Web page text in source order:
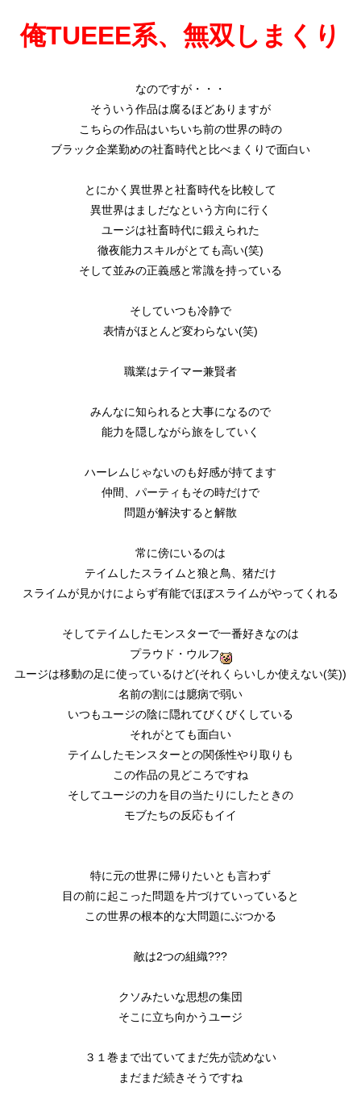
俺TUEEE系、無双しまくり
なのですが・・・
そういう作品は腐るほどありますが
こちらの作品はいちいち前の世界の時の
ブラック企業勤めの社畜時代と比べまくりで面白い
とにかく異世界と社畜時代を比較して
異世界はましだなという方向に行く
ユージは社畜時代に鍛えられた
徹夜能力スキルがとても高い(笑)
そして並みの正義感と常識を持っている
そしていつも冷静で
表情がほとんど変わらない(笑)
職業はテイマー兼賢者
みんなに知られると大事になるので
能力を隠しながら旅をしていく
ハーレムじゃないのも好感が持てます
仲間、パーティもその時だけで
問題が解決すると解散
常に傍にいるのは
テイムしたスライムと狼と鳥、猪だけ
スライムが見かけによらず有能でほぼスライムがやってくれる
そしてテイムしたモンスターで一番好きなのは
プラウド・ウルフ
ユージは移動の足に使っているけど(それくらいしか使えない(笑))
名前の割には臆病で弱い
いつもユージの陰に隠れてびくびくしている
それがとても面白い
テイムしたモンスターとの関係性やり取りも
この作品の見どころですね
そしてユージの力を目の当たりにしたときの
モブたちの反応もイイ
特に元の世界に帰りたいとも言わず
目の前に起こった問題を片づけていっていると
この世界の根本的な大問題にぶつかる
敵は2つの組織???
クソみたいな思想の集団
そこに立ち向かうユージ
３１巻まで出ていてまだ先が読めない
まだまだ続きそうですね